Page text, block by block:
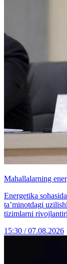
Mahallalarning
Energetika
ta’minotdagi
tizimlarni
15:30 / 07.08.2026